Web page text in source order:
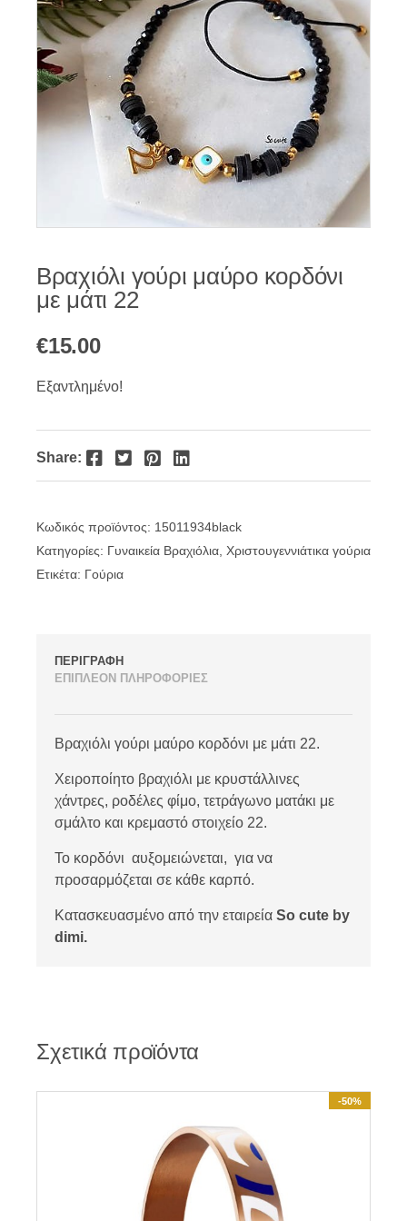
Βραχιόλι γούρι μαύρο κορδόνι
με μάτι 22
€15.00
Εξαντλημένο!
Share: Facebook Twitter Pinterest LinkedIn
Κωδικός προϊόντος: 15011934black
Κατηγορίες: Γυναικεία Βραχιόλια Χριστουγεννιάτικα γούρια
Ετικέτα: Γούρια
ΠΕΡΙΓΡΑΦΗ
ΕΠΙΠΛΕΟΝ ΠΛΗΡΟΦΟΡΙΕΣ
Βραχιόλι γούρι μαύρο κορδόνι με μάτι 22.
Χειροποίητο βραχιόλι με κρυστάλλινες
χάντρες, ροδέλες φίμο, τετράγωνο ματάκι με
σμάλτο και κρεμαστό στοιχείο 22.
Το κορδόνι αυξομειώνεται, για να
προσαρμόζεται σε κάθε καρπό.
Κατασκευασμένο από την εταιρεία So cute by
dimi.
Σχετικά προϊόντα
-50%